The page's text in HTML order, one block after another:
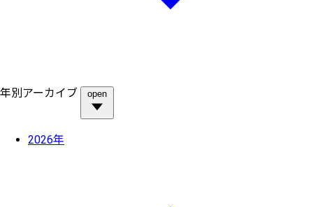
年別アーカイブ open
2026年